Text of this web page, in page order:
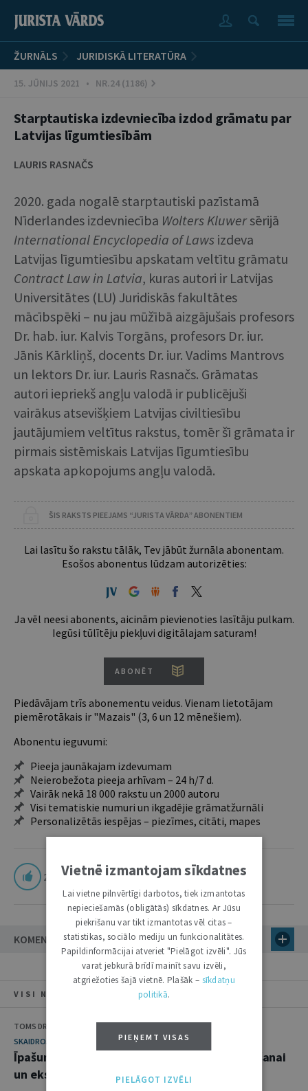
ŽURNĀLS JURIDISKĀ LITERATŪRA
15. JŪNIJS 2021 • NR.24 (1186)
Starptautiska izdevniecība izdod grāmatu par
Latvijas līgumtiesībām
LAURIS RASNAČS
2020. gada nogalē starptautiski pazīstamā
Nīderlandes izdevniecība Wolters Kluwersērijā
International Encyclopedia of Laws izdeva
Latvijas līgumtiesību apskatam veltītu grāmatu
Contract Law in Latvia, kuras autori ir Latvijas
Universitātes (LU) Juridiskās fakultātes
mācībspēki – nu jau mūžībā aizgājušais profesors
Dr. hab. iur. Kalvis Torgāns, profesors Dr. iur.
Jānis Kārkliņš, docents Dr. iur. Vadims Mantrovs
un lektors Dr. iur. Lauris Rasnačs. Grāmatas
autori iepriekš angļu valodā ir publicējuši
vairākus atsevišķiem Latvijas civiltiesību
jautājumiem veltītus rakstus, tomēr šī grāmata ir
pirmais sistēmiskais Latvijas līgumtiesību
apskata apkopojums angļu valodā.
ŠIS RAKSTS PIEEJAMS “JURISTA VĀRDA” ABONENTIEM
Lai lasītu šo rakstu tālāk, Tev jābūt žurnāla abonentam.
Esošos abonentus lūdzam autorizēties:
Ja vēl neesi abonents, aicinām pievienoties lasītāju pulkam.
Iegūsi tūlītēju piekļuvi digitālajam saturam!
ABONĒT
Piedāvājam trīs abonementu veidus. Vienam lietotājam
piemērotākais ir "Mazais" (3, 6 un 12 mēnešiem).
Abonentu ieguvumi:
Pieeja jaunākajam izdevumam
Neierobežota pieeja arhīvam – 24 h/7 d.
Vairāk nekā 18 000 rakstu un 2000 autoru
Visi tematiskie numuri un ikgadējie grāmatžurnāli
Personalizētās iespējas – piezīmes, citāti, mapes
2
KOMENTĀRI
VISI NUMURA RAKSTI
TOMS DREIKA
SKAIDROJUMI. VIEDOKĻI
Īpašuma aprobežojumi infrastruktūras ierīkošanai
un ekspluatācijai
Vietnē izmantojam sīkdatnes
Lai vietne pilnvērtīgi darbotos, tiek izmantotas
nepieciešamās (obligātās) sīkdatnes. Ar Jūsu
piekrišanu var tikt izmantotas vēl citas –
statistikas, sociālo mediju un funkcionalitātes.
Papildinformācijai atveriet "Pielāgot izvēli". Jūs
varat jebkurā brīdī mainīt savu izvēli,
atgriežoties šajā vietnē. Plašāk – sīkdatņu
politikā.
PIEŅEMT VISAS
PIELĀGOT IZVĒLI